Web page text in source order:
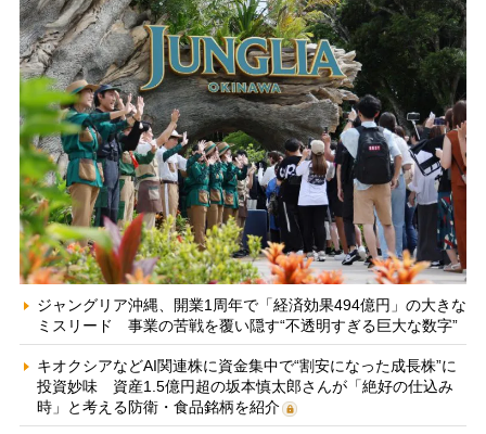
ジャングリア沖縄、開業1周年で「経済効果494億円」の大きな
ミスリード 事業の苦戦を覆い隠す“不透明すぎる巨大な数字”
キオクシアなどAI関連株に資金集中で“割安になった成長株”に
投資妙味 資産1.5億円超の坂本慎太郎さんが「絶好の仕込み
時」と考える防衛・食品銘柄を紹介